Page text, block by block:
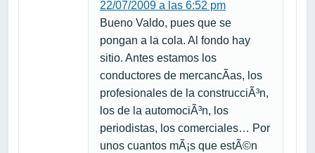
22/07/2009 a las 6:52 pm
Bueno Valdo, pues que se
pongan a la cola. Al fondo hay
sitio. Antes estamos los
conductores de mercancÃ­as, los
profesionales de la construcciÃ³n,
los de la automociÃ³n, los
periodistas, los comerciales… Por
unos cuantos mÃ¡s que estÃ©n